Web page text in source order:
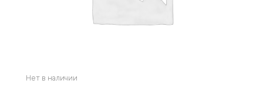
Нет в наличии